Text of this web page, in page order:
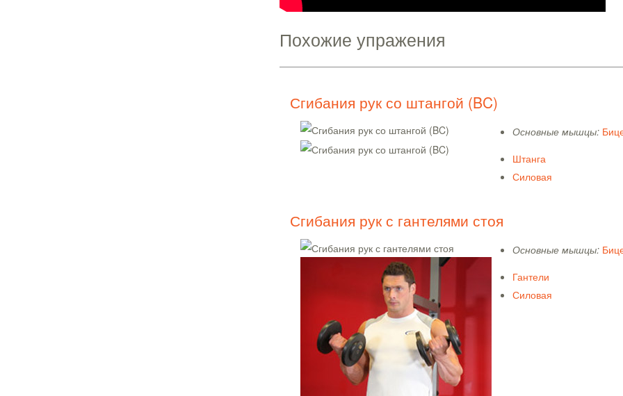
Похожие упражения
Сгибания рук со штангой (BC)
Основные мышцы:
Штанга
Силовая
Сгибания рук с гантелями стоя
Основные мышцы:
Гантели
Силовая